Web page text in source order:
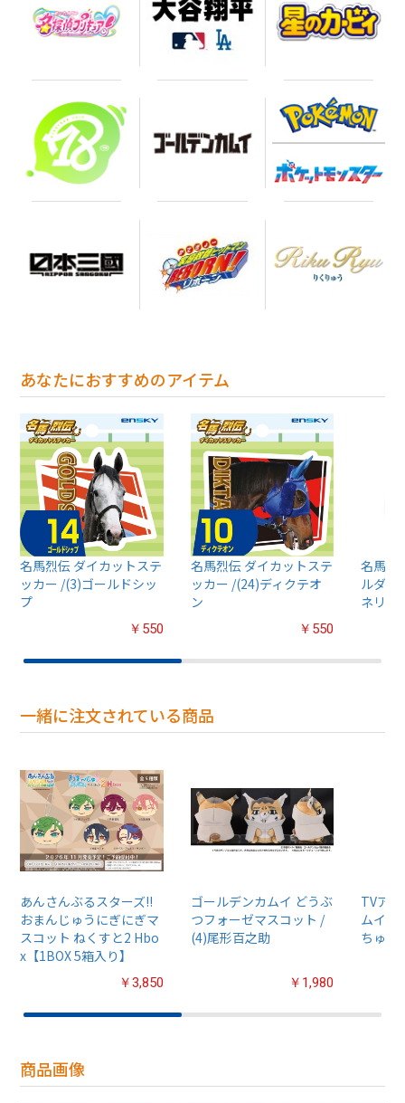
あなたにおすすめのアイテム
名馬烈伝 ダイカットステ
ッカー /(3)ゴールドシッ
プ
￥550
名馬烈伝 ダイカットステ
ッカー /(24)ディクテオ
ン
￥550
名馬烈
ルダー
ネリア
一緒に注文されている商品
あんさんぶるスターズ!!
おまんじゅうにぎにぎマ
スコット ねくすと2 Hbo
x【1BOX 5箱入り】
￥3,850
ゴールデンカムイ どうぶ
つフォーゼマスコット /
(4)尾形百之助
￥1,980
TVア
ムイ』
ちゅる
商品画像